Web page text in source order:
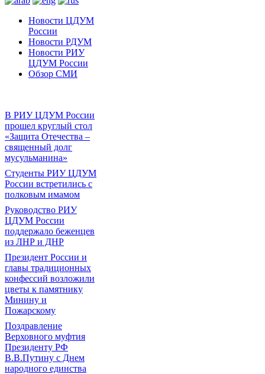
Новости ЦДУМ
России
Новости РДУМ
Новости РИУ
ЦДУМ России
Обзор СМИ
В РИУ ЦДУМ России
прошел круглый стол
«Защита Отечества –
священный долг
мусульманина»
Студенты РИУ ЦДУМ
России встретились с
полковым имамом
Руководство РИУ
ЦДУМ России
поддержало беженцев
из ЛНР и ДНР
Президент России и
главы традиционных
конфессий возложили
цветы к памятнику
Минину и
Пожарскому
Поздравление
Верховного муфтия
Президенту РФ
В.В.Путину с Днем
народного единства